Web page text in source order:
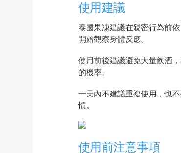
使用建議
泰國果凍建議在親密行為前
開始觀察身體反應。
使用前後建議避免大量飲酒
的機率。
一天內不建議重複使用，也
慣。
使用前注意事項